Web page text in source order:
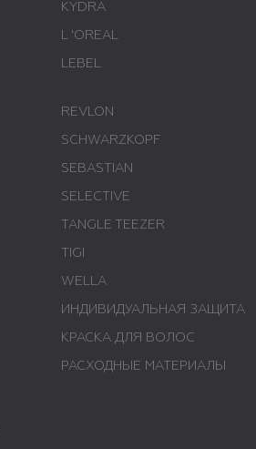
KYDRA
L 'ОREAL
LEBEL
REVLON
SCHWARZKOPF
SEBASTIAN
SELECTIVE
TANGLE TEEZER
TIGI
WELLA
ИНДИВИДУАЛЬНАЯ ЗАЩИТА
КРАСКА ДЛЯ ВОЛОС
РАСХОДНЫЕ МАТЕРИАЛЫ